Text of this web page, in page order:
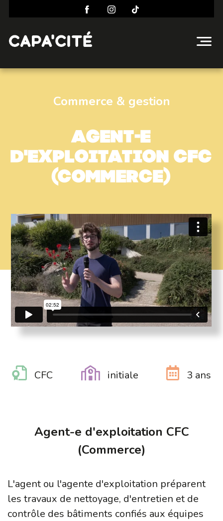
Commerce & gestion
Agent-e
d'exploitation CFC
(Commerce)
CFC initiale 3 ans
Agent-e d'exploitation CFC
(Commerce)
L'agent ou l'agente d'exploitation préparent
les travaux de nettoyage, d'entretien et de
contrôle des bâtiments confiés aux équipes